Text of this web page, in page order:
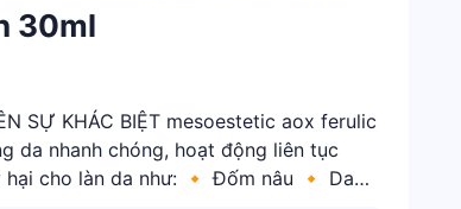
30ml
SỰ KHÁC BIỆT mesoestetic aox ferulic
da nhanh chóng, hoạt động liên tục
cho làn da như: 🔸 Đốm nâu 🔸 Da